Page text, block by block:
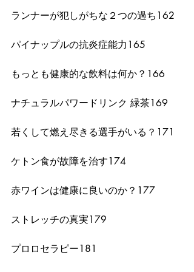
ランナーが犯しがちな２つの過ち162
パイナップルの抗炎症能力165
もっとも健康的な飲料は何か？166
ナチュラルパワードリンク 緑茶169
若くして燃え尽きる選手がいる？171
ケトン食が故障を治す174
赤ワインは健康に良いのか？177
ストレッチの真実179
プロロセラピー181